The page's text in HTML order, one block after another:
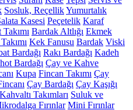
Sosluk, ReçellikYumurtalık
Kasesi Peçetelik Karaf
Bardak Altlığı Ekmek
Kek Fanusu Bardak Viski
Bardağı Rakı Bardağı Kadeh
Bardağı Çay ve Kahve
Kupa Fincan Takımı Çay
Çay Bardağı Çay Kaşığı
Kahvaltı Takımları Suluk ve
Fırınlar Mini Fırınlar